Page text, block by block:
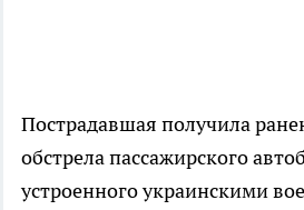
Пострадавшая получила
обстрела пассажирского
устроенного украинскими